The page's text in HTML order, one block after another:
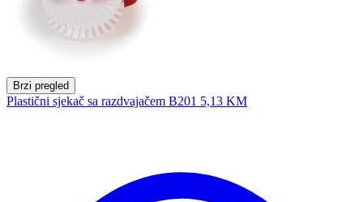
Brzi pregled
Plastični sjekač sa razdvajačem B201 5,13 KM